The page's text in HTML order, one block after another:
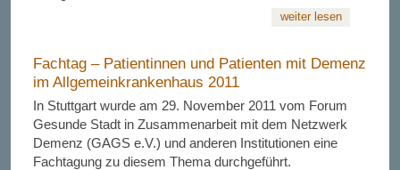
weiter lesen
Fachtag – Patientinnen und Patienten mit Demenz
im Allgemeinkrankenhaus 2011
In Stuttgart wurde am 29. November 2011 vom Forum
Gesunde Stadt in Zusammenarbeit mit dem Netzwerk
Demenz (GAGS e.V.) und anderen Institutionen eine
Fachtagung zu diesem Thema durchgeführt.